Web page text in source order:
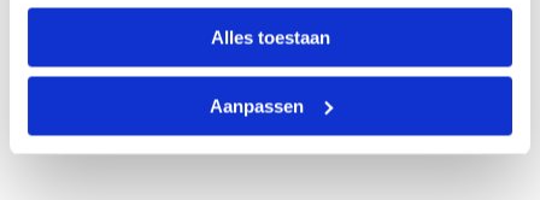
Alles toestaan
Aanpassen